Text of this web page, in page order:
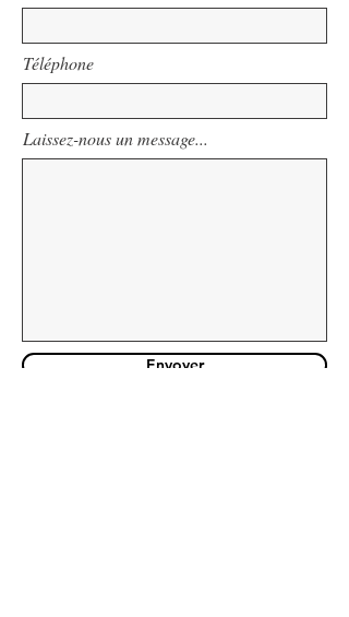
Téléphone
Laissez-nous un message...
Envoyer